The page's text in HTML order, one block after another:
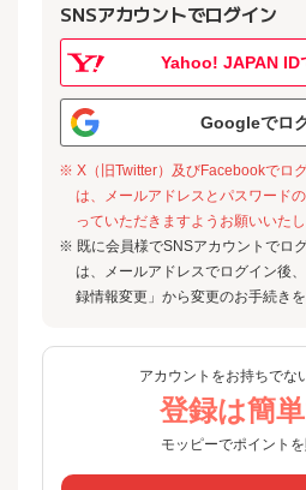
SNSアカウントでログイン
Yahoo! JAPAN ID
Googleでロ
※ X（旧Twitter）及びFacebookでロ
は、メールアドレスとパスワード
っていただきますようお願いいたし
※ 既に会員様でSNSアカウントでロ
は、メールアドレスでログイン後
録情報変更」から変更のお手続き
アカウントをお持ちでな
登録は簡単
モッピーでポイントを